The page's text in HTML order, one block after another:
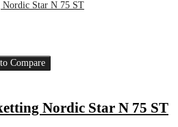
Compare
Nordic Star N 75 ST